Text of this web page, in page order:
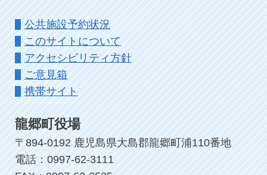
公共施設予約状況
このサイトについて
アクセシビリティ方針
ご意見箱
携帯サイト
龍郷町役場
〒894-0192 鹿児島県大島郡龍郷町浦110番地
電話：0997-62-3111